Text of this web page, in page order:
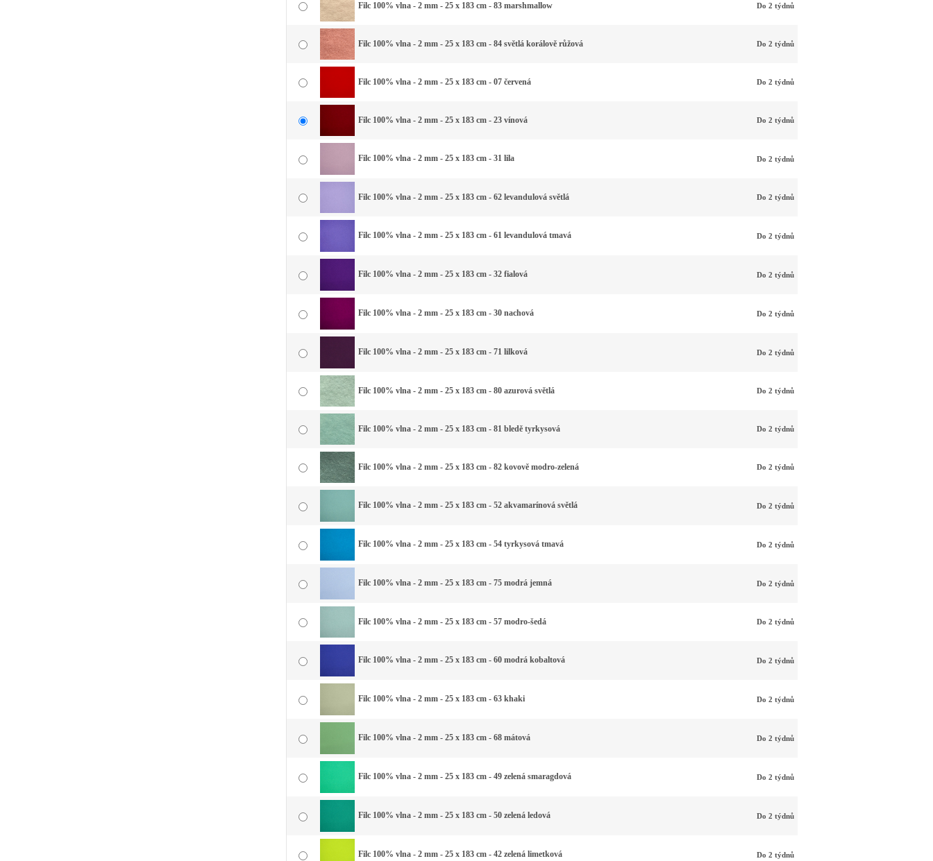
Filc 100% vlna - 2 mm - 25 x 183 cm - 83 marshmallow Do 2 týdnů
Filc 100% vlna - 2 mm - 25 x 183 cm - 84 světlá korálově růžová Do 2 týdnů
Filc 100% vlna - 2 mm - 25 x 183 cm - 07 červená Do 2 týdnů
Filc 100% vlna - 2 mm - 25 x 183 cm - 23 vínová Do 2 týdnů
Filc 100% vlna - 2 mm - 25 x 183 cm - 31 lila Do 2 týdnů
Filc 100% vlna - 2 mm - 25 x 183 cm - 62 levandulová světlá Do 2 týdnů
Filc 100% vlna - 2 mm - 25 x 183 cm - 61 levandulová tmavá Do 2 týdnů
Filc 100% vlna - 2 mm - 25 x 183 cm - 32 fialová Do 2 týdnů
Filc 100% vlna - 2 mm - 25 x 183 cm - 30 nachová Do 2 týdnů
Filc 100% vlna - 2 mm - 25 x 183 cm - 71 lilková Do 2 týdnů
Filc 100% vlna - 2 mm - 25 x 183 cm - 80 azurová světlá Do 2 týdnů
Filc 100% vlna - 2 mm - 25 x 183 cm - 81 bledě tyrkysová Do 2 týdnů
Filc 100% vlna - 2 mm - 25 x 183 cm - 82 kovově modro-zelená Do 2 týdnů
Filc 100% vlna - 2 mm - 25 x 183 cm - 52 akvamarínová světlá Do 2 týdnů
Filc 100% vlna - 2 mm - 25 x 183 cm - 54 tyrkysová tmavá Do 2 týdnů
Filc 100% vlna - 2 mm - 25 x 183 cm - 75 modrá jemná Do 2 týdnů
Filc 100% vlna - 2 mm - 25 x 183 cm - 57 modro-šedá Do 2 týdnů
Filc 100% vlna - 2 mm - 25 x 183 cm - 60 modrá kobaltová Do 2 týdnů
Filc 100% vlna - 2 mm - 25 x 183 cm - 63 khaki Do 2 týdnů
Filc 100% vlna - 2 mm - 25 x 183 cm - 68 mátová Do 2 týdnů
Filc 100% vlna - 2 mm - 25 x 183 cm - 49 zelená smaragdová Do 2 týdnů
Filc 100% vlna - 2 mm - 25 x 183 cm - 50 zelená ledová Do 2 týdnů
Filc 100% vlna - 2 mm - 25 x 183 cm - 42 zelená limetková Do 2 týdnů